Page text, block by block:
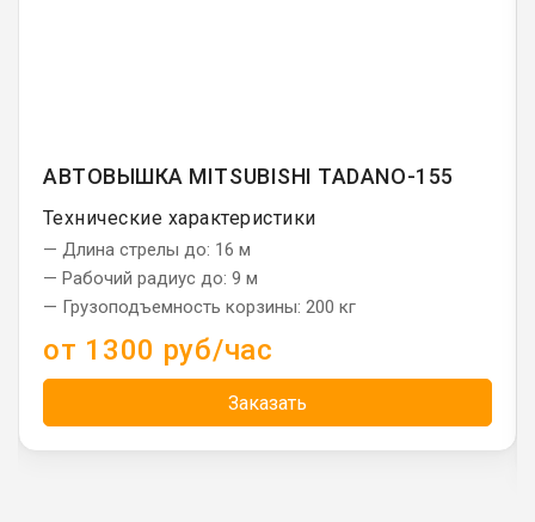
АВТОВЫШКА MITSUBISHI TADANO-155
Технические характеристики
— Длина стрелы до: 16 м
— Рабочий радиус до: 9 м
— Грузоподъемность корзины: 200 кг
от 1300 руб/час
Заказать